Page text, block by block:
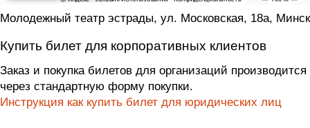
Молодежный театр эстрады, ул. Московская, 18а, Минск
Купить билет для корпоративных клиентов
Заказ и покупка билетов для организаций производится
через стандартную форму покупки.
Инструкция как купить билет для юридических лиц